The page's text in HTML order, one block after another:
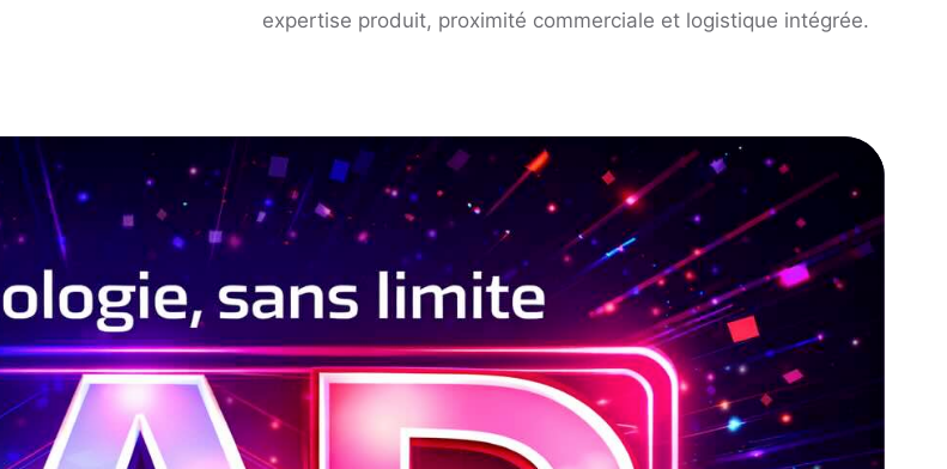
expertise produit, proximité commerciale et logistique intégrée.